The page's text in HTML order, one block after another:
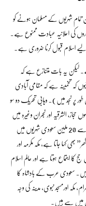
شہریوں کے مسلمان ہونے کو
کی اعلانیہ عبادت ممنوع ہے۔
اسلام قبول کرنا ضروری ہے۔
لیکن یہ بات متنازع ہے کہ
کہ تخمینہ ہے کہ مقامی آبادی
طور پر نجد میں)۔ وہابی تحریک دو سو
الشرقیہ اور نجران وغیرہ میں
ان کا غلبہ 1913ء سے 1925ء کے درمیان میں ہوا۔ 15 سے 20 ملین سعودی شہریوں میں
بھی کہا جاتا ہے، مکہ مکرمہ اور
کا اجتماع ہوتا ہے اور عالم اسلام
سعودی عرب کے بادشاہ کا
اورمسجد نبوی، مدینہ کی وجہ
میں سے ہیں۔